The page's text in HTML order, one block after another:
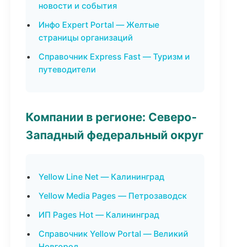
новости и события
Инфо Expert Portal — Желтые
страницы организаций
Справочник Express Fast — Туризм и
путеводители
Компании в регионе: Северо-
Западный федеральный округ
Yellow Line Net — Калининград
Yellow Media Pages — Петрозаводск
ИП Pages Hot — Калининград
Справочник Yellow Portal — Великий